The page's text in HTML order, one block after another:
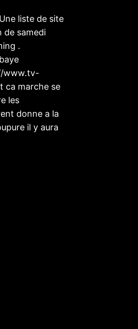
liste de site
de samedi
.
www.tv-
ca marche se
les
donne a la
il y aura